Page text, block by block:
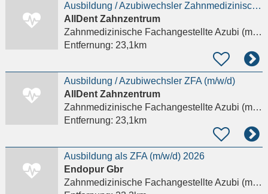
Ausbildung / Azubiwechsler Zahnmedizinische Fachangestellte / ZFA (m/w/d)
AllDent Zahnzentrum
Zahnmedizinische Fachangestellte Azubi (m/w/d)
Entfernung: 23,1km
Ausbildung / Azubiwechsler ZFA (m/w/d)
AllDent Zahnzentrum
Zahnmedizinische Fachangestellte Azubi (m/w/d)
Entfernung: 23,1km
Ausbildung als ZFA (m/w/d) 2026
Endopur Gbr
Zahnmedizinische Fachangestellte Azubi (m/w/d)